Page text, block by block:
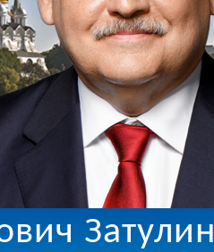
Затулин